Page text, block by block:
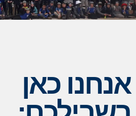
אנחנו כאן